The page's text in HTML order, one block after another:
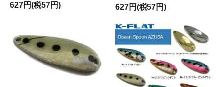
627円(税57円)
627円(税57円)